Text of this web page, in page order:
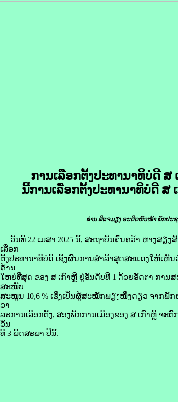
ການ​ເລືອກ​ຕັ້ງ​ປະທານາທິບໍດີ ສ
ນີ້ການ​ເລືອກ​ຕັ້ງ​ປະທານາທິບໍດີ ສ
ທ່ານ ລີ​ແຈ​ມຽງ ອະດີດຫົວໜ້າ ​ພັກປະຊ
ວັນ​ທີ 22 ເມສາ​ 2025 ນີ້​, ສະ​ຖາ​ບັນຄົ້ນຄວ້າ ຫາງ​ສຽ
ເລືອກ​
ຕັ້ງປະທານາທິບໍດີ ເຊິ່ງ​ຜົນ​ການ​ສຳ​ລ້າ​ສຸດສະແດງ​ໃຫ້​ເຫັ
ຄ້ານ
ໃຫຍ່​ທີ່​ສຸດ ຂອງ ສ ເກົາຫຼີ ຢູ່​ອັນ​ດັບ​ທີ 1 ດ້ວຍ​ອັດຕາ ການ​
ສະໜັບ
ສະ​ໜູນ 10,6 % ເຊິ່ງ​ເປັນ​ຜູ້​ສະໝັກພຽງ​ໜຶ່ງ​ດຽວ ຈາກ​ພັ
ວາ
ລະ​ການ​ເລືອກ​ຕັ້ງ, ສອງ​ພັກ​ການເມືອງຂອງ ສ ເກົາຫຼີ ຈະ​
ວັນ​
ທີ 3 ພຶດສະພາ ​ປີ​ນີ້.